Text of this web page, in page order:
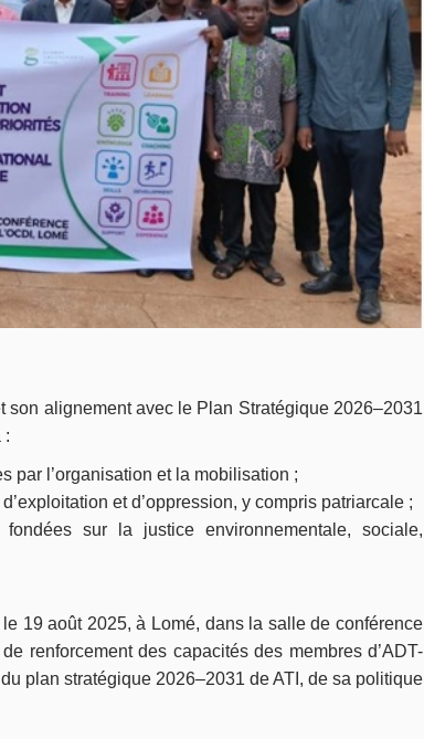
son alignement avec le Plan Stratégique 2026–2031
:
par l’organisation et la mobilisation ;
et d’oppression, y compris patriarcale ;
sur la justice environnementale, sociale,
19 août 2025, à Lomé, dans la salle de conférence
renforcement des capacités des membres d’ADT-
plan stratégique 2026–2031 de ATI, de sa politique